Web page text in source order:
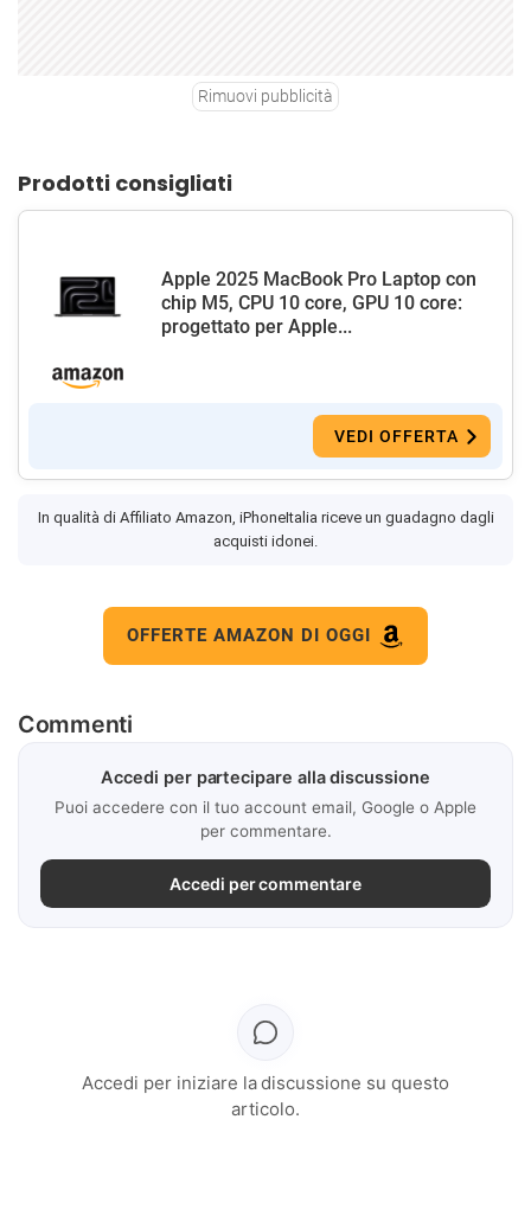
Rimuovi pubblicità
Prodotti consigliati
Apple 2025 MacBook Pro Laptop con
chip M5, CPU 10 core, GPU 10 core:
progettato per Apple...
VEDI OFFERTA
In qualità di Affiliato Amazon, iPhoneItalia riceve un guadagno dagli
acquisti idonei.
OFFERTE AMAZON DI OGGI
Commenti
Accedi per partecipare alla discussione
Puoi accedere con il tuo account email, Google o Apple
per commentare.
Accedi per commentare
Accedi per iniziare la discussione su questo
articolo.